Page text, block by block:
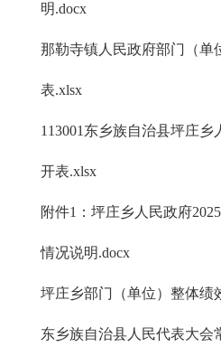
明.docx
那勒寺镇人民政府部门（单
表.xlsx
113001东乡族自治县坪庄乡
开表.xlsx
附件1：坪庄乡人民政府
情况说明.docx
坪庄乡部门（单位）整体绩
东乡族自治县人民代表大会